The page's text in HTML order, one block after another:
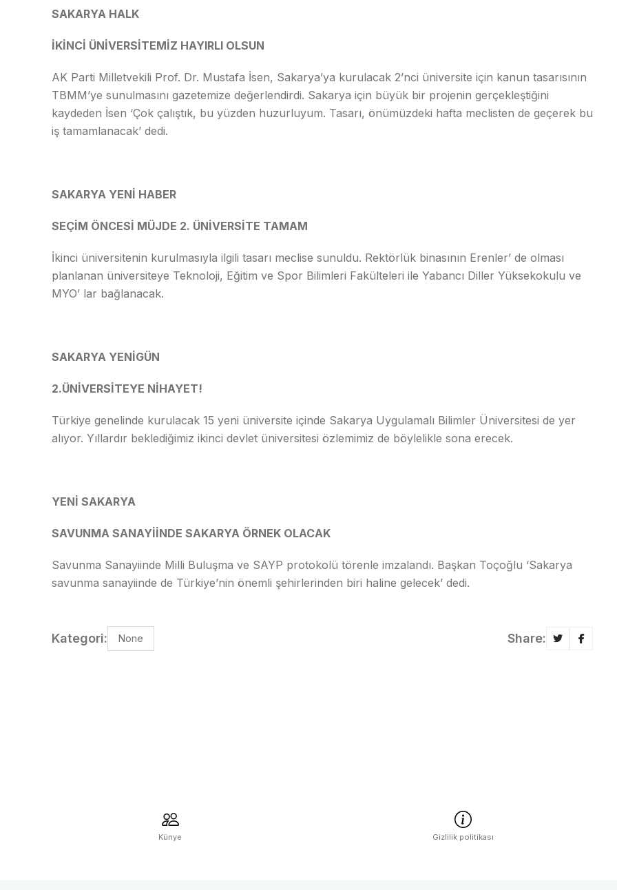
SAKARYA HALK
İKİNCİ ÜNİVERSİTEMİZ HAYIRLI OLSUN
AK Parti Milletvekili Prof. Dr. Mustafa İsen, Sakarya’ya kurulacak 2’nci üniversite için kanun tasarısının
TBMM’ye sunulmasını gazetemize değerlendirdi. Sakarya için büyük bir projenin gerçekleştiğini
kaydeden İsen ‘Çok çalıştık, bu yüzden huzurluyum. Tasarı, önümüzdeki hafta meclisten de geçerek bu
iş tamamlanacak’ dedi.
SAKARYA YENİ HABER
SEÇİM ÖNCESİ MÜJDE 2. ÜNİVERSİTE TAMAM
İkinci üniversitenin kurulmasıyla ilgili tasarı meclise sunuldu. Rektörlük binasının Erenler’ de olması
planlanan üniversiteye Teknoloji, Eğitim ve Spor Bilimleri Fakülteleri ile Yabancı Diller Yüksekokulu ve
MYO’ lar bağlanacak.
SAKARYA YENİGÜN
2.ÜNİVERSİTEYE NİHAYET!
Türkiye genelinde kurulacak 15 yeni üniversite içinde Sakarya Uygulamalı Bilimler Üniversitesi de yer
alıyor. Yıllardır beklediğimiz ikinci devlet üniversitesi özlemimiz de böylelikle sona erecek.
YENİ SAKARYA
SAVUNMA SANAYİİNDE SAKARYA ÖRNEK OLACAK
Savunma Sanayiinde Milli Buluşma ve SAYP protokolü törenle imzalandı. Başkan Toçoğlu ‘Sakarya
savunma sanayiinde de Türkiye’nin önemli şehirlerinden biri haline gelecek’ dedi.
Kategori: None Share:
Künye Gizlilik politikası